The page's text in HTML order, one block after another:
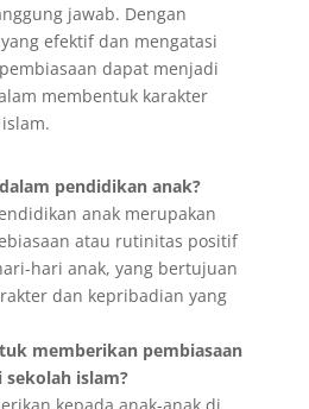
jawab. Dengan
efektif dan mengatasi
dapat menjadi
membentuk karakter
pendidikan anak?
anak merupakan
atau rutinitas positif
hari anak, yang bertujuan
dan kepribadian yang
memberikan pembiasaan
sekolah islam?